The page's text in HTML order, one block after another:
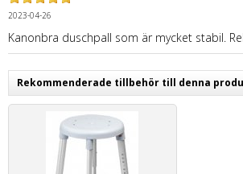
2023-04-26
Kanonbra duschpall som är mycket stabil.
Rekommenderade tillbehör till denna